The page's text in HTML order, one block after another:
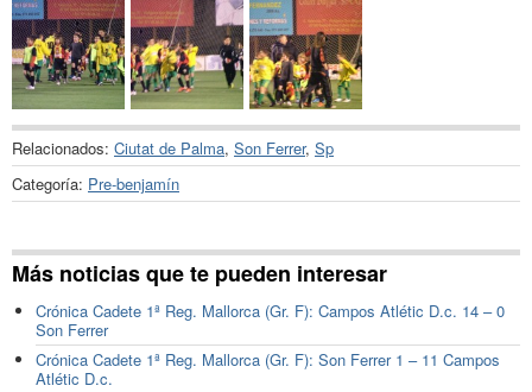
Relacionados: Ciutat de Palma, Son Ferrer, Sp
Categoría: Pre-benjamín
Más noticias que te pueden interesar
Crónica Cadete 1ª Reg. Mallorca (Gr. F): Campos Atlétic D.c. 14 – 0
Son Ferrer
Crónica Cadete 1ª Reg. Mallorca (Gr. F): Son Ferrer 1 – 11 Campos
Atlétic D.c.